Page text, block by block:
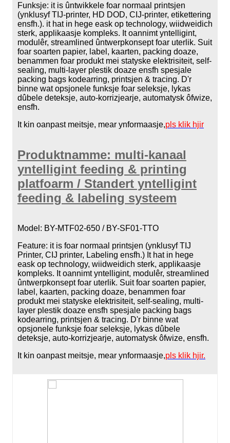
Funksje: it is ûntwikkele foar normaal printsjen
(ynklusyf TIJ-printer, HD DOD, CIJ-printer, etikettering
ensfh.). it hat in hege eask op technology, wiidweidich
sterk, applikaasje kompleks. It oannimt yntelligint,
modulêr, streamlined ûntwerpkonsept foar uterlik. Suit
foar soarten papier, label, kaarten, packing doaze,
benammen foar produkt mei statyske elektrisiteit, self-
sealing, multi-layer plestik doaze ensfh spesjale
packing bags kodearring, printsjen & tracing. D'r
binne wat opsjonele funksje foar seleksje, lykas
dûbele deteksje, auto-korrizjearje, automatysk ôfwize,
ensfh.
It kin oanpast meitsje, mear ynformaasje,pls klik hjir
Produktnamme: multi-kanaal
yntelligint feeding & printing
platfoarm / Standert yntelligint
feeding & labeling systeem
Model: BY-MTF02-650 / BY-SF01-TTO
Feature: it is foar normaal printsjen (ynklusyf TIJ
Printer, CIJ printer, Labeling ensfh.) It hat in hege
eask op technology, wiidweidich sterk, applikaasje
kompleks. It oannimt yntelligint, modulêr, streamlined
ûntwerpkonsept foar uterlik. Suit foar soarten papier,
label, kaarten, packing doaze, benammen foar
produkt mei statyske elektrisiteit, self-sealing, multi-
layer plestik doaze ensfh spesjale packing bags
kodearring, printsjen & tracing. D'r binne wat
opsjonele funksje foar seleksje, lykas dûbele
deteksje, auto-korrizjearje, automatysk ôfwize, ensfh.
It kin oanpast meitsje, mear ynformaasje,pls klik hjir.